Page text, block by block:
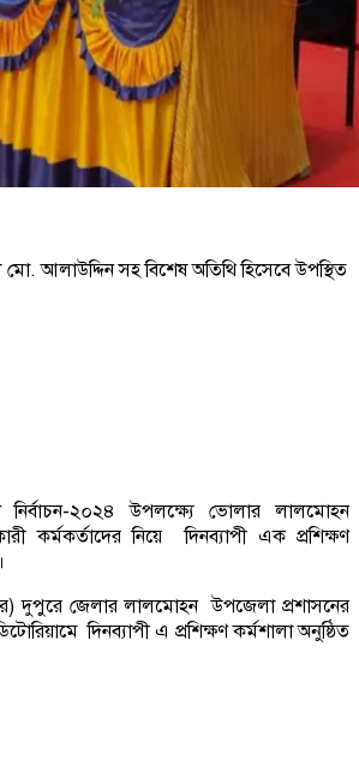
মো. আলাউদ্দিন সহ বিশেষ অতিথি হিসেবে উপস্থিত
২০২৪ উপলক্ষ্যে ভোলার লালমোহন
কর্মকর্তাদের নিয়ে দিনব্যাপী এক প্রশিক্ষণ
দুপুরে জেলার লালমোহন উপজেলা প্রশাসনের
দিনব্যাপী এ প্রশিক্ষণ কর্মশালা অনুষ্ঠিত